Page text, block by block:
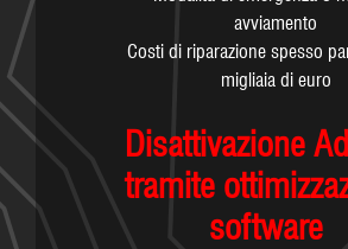
avviamento
Costi di riparazione spesso
migliaia di euro
Disattivazione
tramite
software